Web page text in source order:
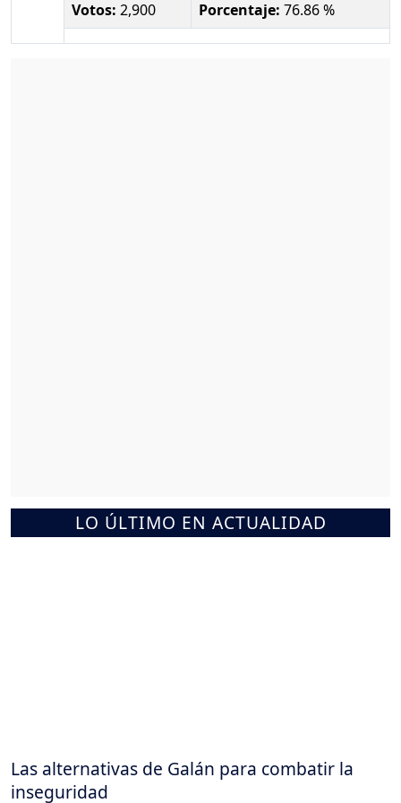
Votos: 2,900 Porcentaje: 76.86 %
LO ÚLTIMO EN ACTUALIDAD
Las alternativas de Galán para combatir la
inseguridad